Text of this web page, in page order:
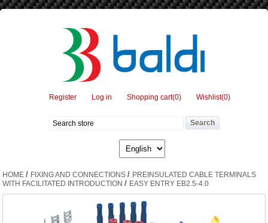
Register Log in Shopping cart(0) Wishlist(0)
HOME / FIXING AND CONNECTIONS / PREINSULATED CABLE TERMINALS
WITH FACILITATED INTRODUCTION / EASY ENTRY EB2.5-4.0